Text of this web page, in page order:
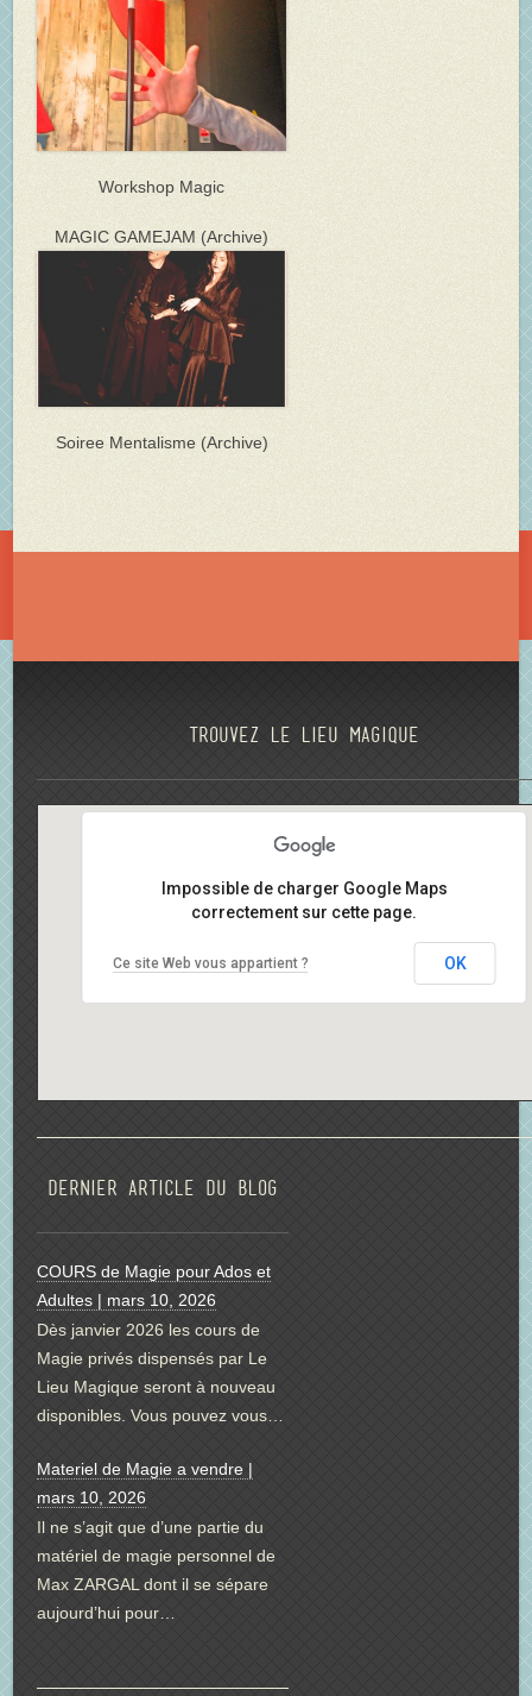
Workshop Magic
MAGIC GAMEJAM (Archive)
Soiree Mentalisme (Archive)
Trouvez le lieu magique
Impossible de charger Google Maps
correctement sur cette page.
Ce site Web vous appartient ? OK
Dernier article du blog
COURS de Magie pour Ados et
Adultes | mars 10, 2026
Dès janvier 2026 les cours de
Magie privés dispensés par Le
Lieu Magique seront à nouveau
disponibles. Vous pouvez vous…
Materiel de Magie a vendre |
mars 10, 2026
Il ne s’agit que d’une partie du
matériel de magie personnel de
Max ZARGAL dont il se sépare
aujourd’hui pour…